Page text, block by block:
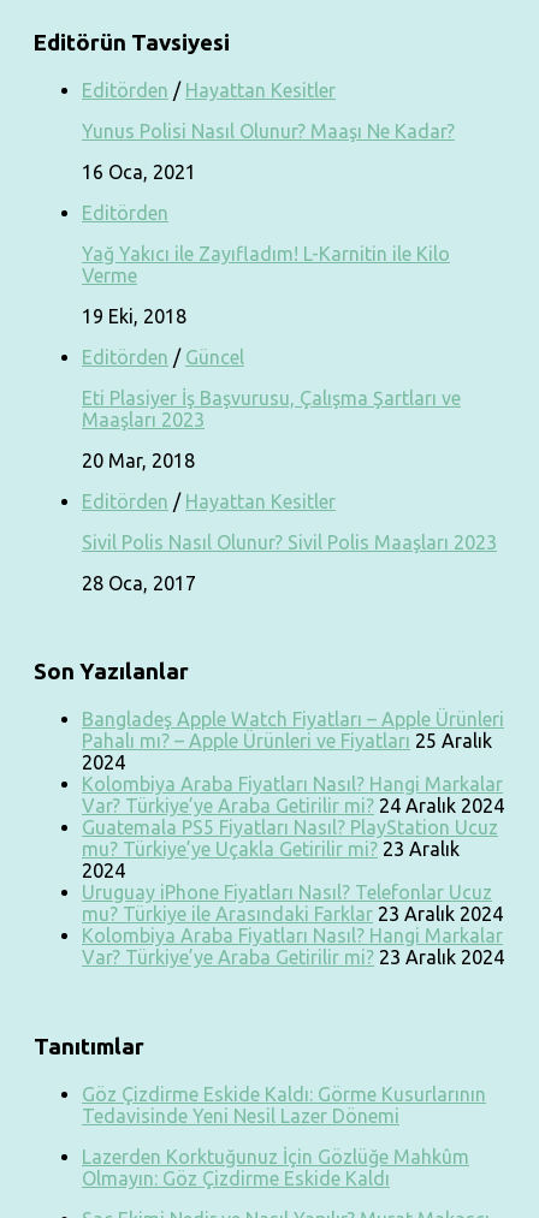
Editörün Tavsiyesi
Editörden / Hayattan Kesitler
Yunus Polisi Nasıl Olunur? Maaşı Ne Kadar?
16 Oca, 2021
Editörden
Yağ Yakıcı ile Zayıfladım! L-Karnitin ile Kilo
Verme
19 Eki, 2018
Editörden / Güncel
Eti Plasiyer İş Başvurusu, Çalışma Şartları ve
Maaşları 2023
20 Mar, 2018
Editörden / Hayattan Kesitler
Sivil Polis Nasıl Olunur? Sivil Polis Maaşları 2023
28 Oca, 2017
Son Yazılanlar
Bangladeş Apple Watch Fiyatları – Apple Ürünleri
Pahalı mı? – Apple Ürünleri ve Fiyatları 25 Aralık
2024
Kolombiya Araba Fiyatları Nasıl? Hangi Markalar
Var? Türkiye’ye Araba Getirilir mi? 24 Aralık 2024
Guatemala PS5 Fiyatları Nasıl? PlayStation Ucuz
mu? Türkiye’ye Uçakla Getirilir mi? 23 Aralık
2024
Uruguay iPhone Fiyatları Nasıl? Telefonlar Ucuz
mu? Türkiye ile Arasındaki Farklar 23 Aralık 2024
Kolombiya Araba Fiyatları Nasıl? Hangi Markalar
Var? Türkiye’ye Araba Getirilir mi? 23 Aralık 2024
Tanıtımlar
Göz Çizdirme Eskide Kaldı: Görme Kusurlarının
Tedavisinde Yeni Nesil Lazer Dönemi
Lazerden Korktuğunuz İçin Gözlüğe Mahkûm
Olmayın: Göz Çizdirme Eskide Kaldı